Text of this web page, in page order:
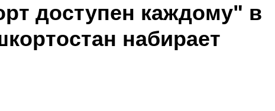
доступен каждому" в
набирает